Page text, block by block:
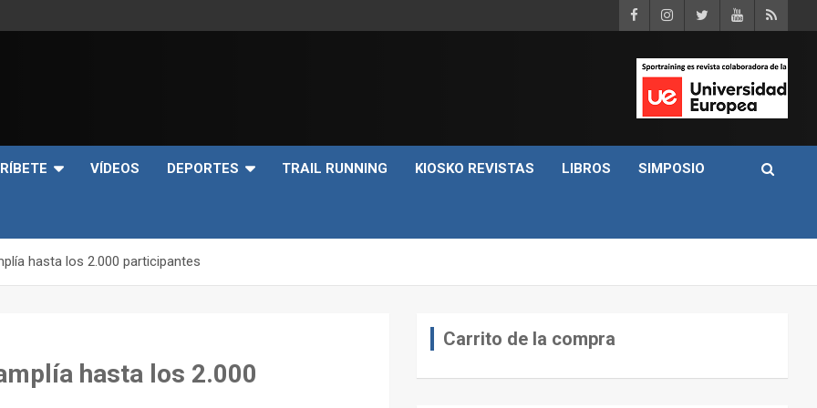
VÍDEOS DEPORTES TRAIL RUNNING KIOSKO REVISTAS LIBROS SIMPOSIO
hasta los 2.000 participantes
hasta los 2.000
Carrito de la compra